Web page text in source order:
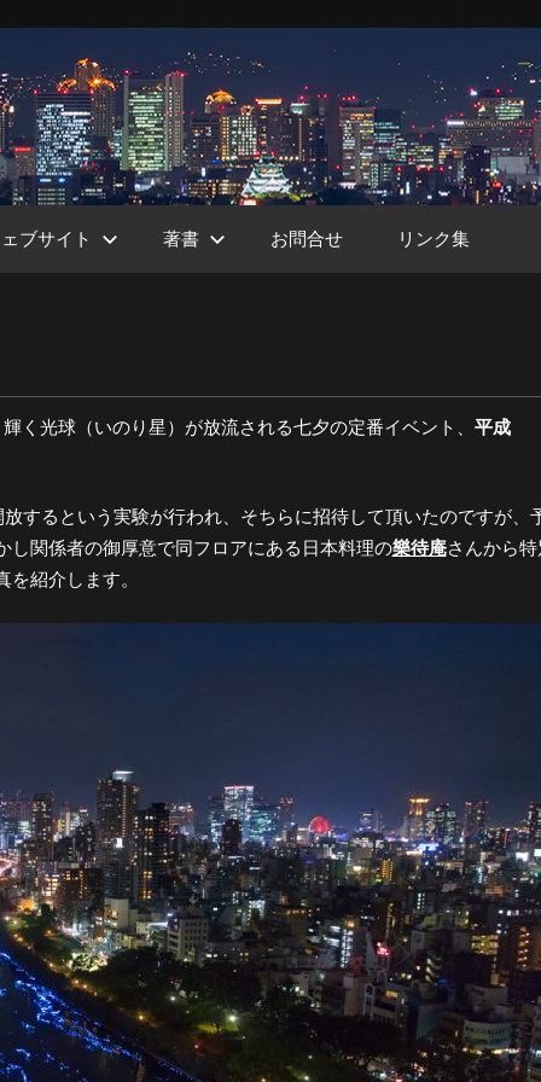
ブサイト 著書 お問合せ リンク集
く光球（いのり星）が放流される七夕の定番イベント、 平成
するという実験が行われ、そちらに招待して頂いたのですが、
関係者の御厚意で同フロアにある日本料理の樂待庵さんから特
紹介します。